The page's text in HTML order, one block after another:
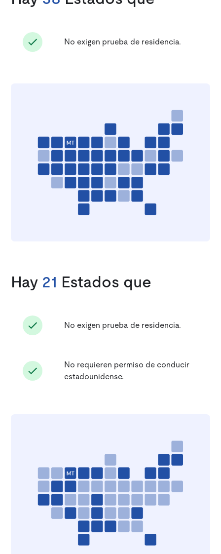
No exigen prueba de residencia.
Hay 21 Estados que
No exigen prueba de residencia.
No requieren permiso de conducir
estadounidense.